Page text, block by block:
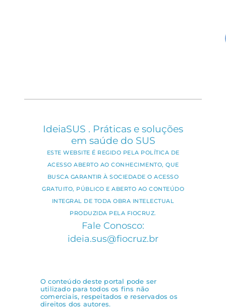
IdeiaSUS . Práticas e soluções
em saúde do SUS
ESTE WEBSITE É REGIDO PELA POLÍTICA DE
ACESSO ABERTO AO CONHECIMENTO, QUE
BUSCA GARANTIR À SOCIEDADE O ACESSO
GRATUITO, PÚBLICO E ABERTO AO CONTEÚDO
INTEGRAL DE TODA OBRA INTELECTUAL
PRODUZIDA PELA FIOCRUZ.
Fale Conosco:
ideia.sus@fiocruz.br
O conteúdo deste portal pode ser
utilizado para todos os fins não
comerciais, respeitados e reservados os
direitos dos autores.